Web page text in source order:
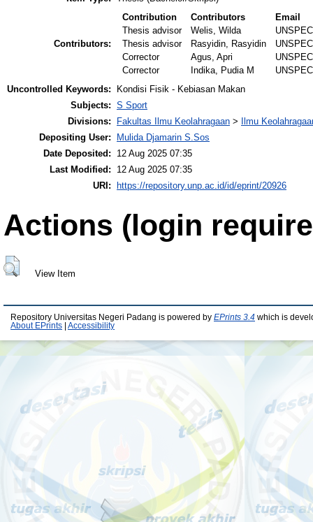
Contributors:
Contribution Contributors
Email
Thesis advisor
Welis, Wilda
Thesis advisor
Rasyidin, Rasyidin
Corrector
Agus, Apri
Corrector
Indika, Pudia M
Uncontrolled Keywords:
Kondisi Fisik - Kebiasan Makan
Subjects: S Sport
Divisions:
Fakultas Ilmu Keolahragaan >
Ilmu
Depositing User:
Mulida Djamarin S.Sos
Date Deposited:
12 Aug 2025 07:35
Last Modified:
12 Aug 2025 07:35
URI:
https://repository.unp.ac.id/id/eprint/20926
Actions (login
View Item
Repository Universitas Negeri Padang is powered by EPrints 3.4 which is
About EPrints
Accessibility